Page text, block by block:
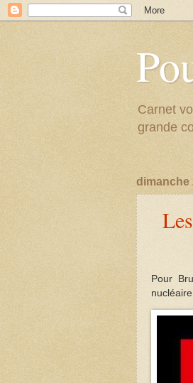
Carnet
grande
dimanche
Pour